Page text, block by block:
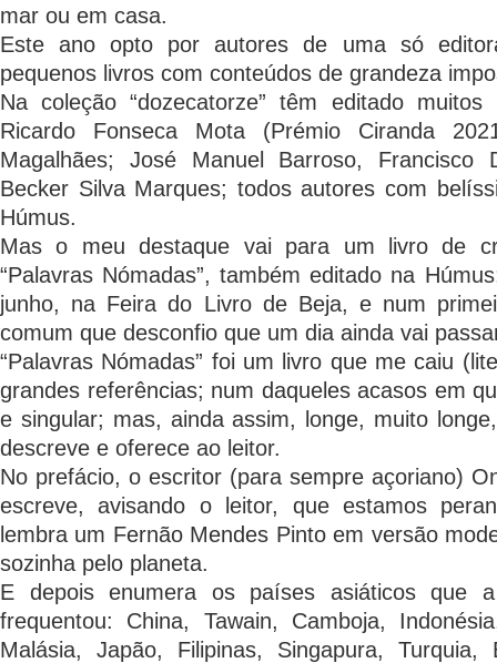
mar ou em casa.
Este ano opto por autores de uma só
pequenos livros com conteúdos de grandeza
Na coleção “dozecatorze” têm editado
Ricardo Fonseca Mota (Prémio Ciranda
Magalhães; José Manuel Barroso, Francisco
Becker Silva Marques; todos autores com
Húmus.
Mas o meu destaque vai para um livro de
“Palavras Nómadas”, também editado na
junho, na Feira do Livro de Beja, e num
comum que desconfio que um dia ainda vai
“Palavras Nómadas” foi um livro que me caiu
grandes referências; num daqueles acasos em
e singular; mas, ainda assim, longe, muito
descreve e oferece ao leitor.
No prefácio, o escritor (para sempre açoriano)
escreve, avisando o leitor, que estamos
lembra um Fernão Mendes Pinto em versão
sozinha pelo planeta.
E depois enumera os países asiáticos que a
frequentou: China, Tawain, Camboja,
Malásia, Japão, Filipinas, Singapura, Turquia,